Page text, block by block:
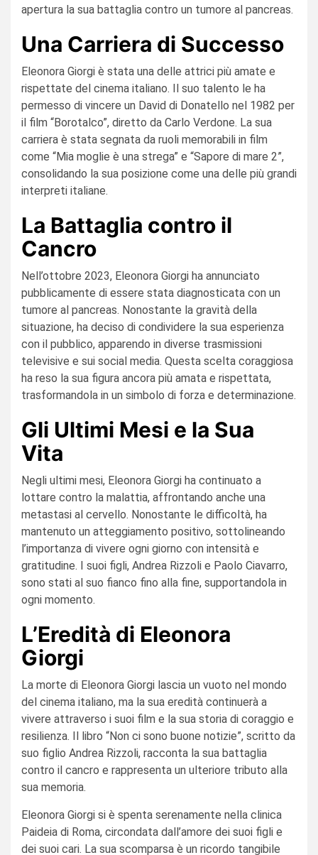
apertura la sua battaglia contro un tumore al pancreas.
Una Carriera di Successo
Eleonora Giorgi è stata una delle attrici più amate e
rispettate del cinema italiano. Il suo talento le ha
permesso di vincere un David di Donatello nel 1982 per
il film “Borotalco”, diretto da Carlo Verdone. La sua
carriera è stata segnata da ruoli memorabili in film
come “Mia moglie è una strega” e “Sapore di mare 2”,
consolidando la sua posizione come una delle più grandi
interpreti italiane.
La Battaglia contro il
Cancro
Nell’ottobre 2023, Eleonora Giorgi ha annunciato
pubblicamente di essere stata diagnosticata con un
tumore al pancreas. Nonostante la gravità della
situazione, ha deciso di condividere la sua esperienza
con il pubblico, apparendo in diverse trasmissioni
televisive e sui social media. Questa scelta coraggiosa
ha reso la sua figura ancora più amata e rispettata,
trasformandola in un simbolo di forza e determinazione.
Gli Ultimi Mesi e la Sua
Vita
Negli ultimi mesi, Eleonora Giorgi ha continuato a
lottare contro la malattia, affrontando anche una
metastasi al cervello. Nonostante le difficoltà, ha
mantenuto un atteggiamento positivo, sottolineando
l’importanza di vivere ogni giorno con intensità e
gratitudine. I suoi figli, Andrea Rizzoli e Paolo Ciavarro,
sono stati al suo fianco fino alla fine, supportandola in
ogni momento.
L’Eredità di Eleonora
Giorgi
La morte di Eleonora Giorgi lascia un vuoto nel mondo
del cinema italiano, ma la sua eredità continuerà a
vivere attraverso i suoi film e la sua storia di coraggio e
resilienza. Il libro “Non ci sono buone notizie”, scritto da
suo figlio Andrea Rizzoli, racconta la sua battaglia
contro il cancro e rappresenta un ulteriore tributo alla
sua memoria.
Eleonora Giorgi si è spenta serenamente nella clinica
Paideia di Roma, circondata dall’amore dei suoi figli e
dei suoi cari. La sua scomparsa è un ricordo tangibile